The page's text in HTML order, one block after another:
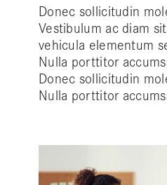
Donec sollicitudin
Vestibulum ac diam
vehicula elementum
Nulla porttitor
Donec sollicitudin
Nulla porttitor